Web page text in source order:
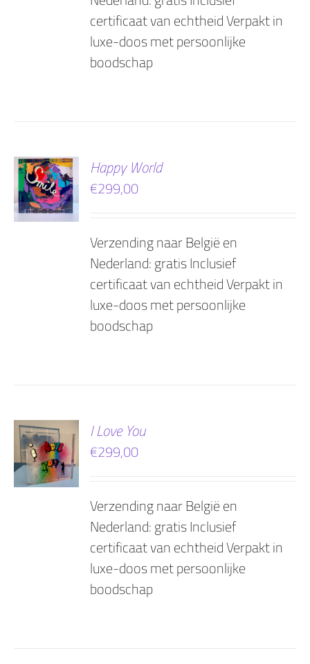
certificaat van echtheid Verpakt in
luxe-doos met persoonlijke
boodschap
Happy World
€299,00
Verzending naar België en
Nederland: gratis Inclusief
certificaat van echtheid Verpakt in
luxe-doos met persoonlijke
boodschap
I Love You
€299,00
Verzending naar België en
Nederland: gratis Inclusief
certificaat van echtheid Verpakt in
luxe-doos met persoonlijke
boodschap